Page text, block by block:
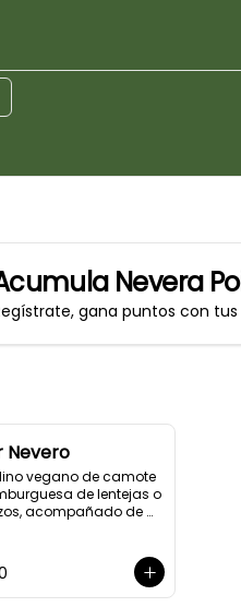
Nevera
gana puntos con
Nevero
vegano de camote
de lentejas o
acompañado de
con guacamole
cocktail salteadas